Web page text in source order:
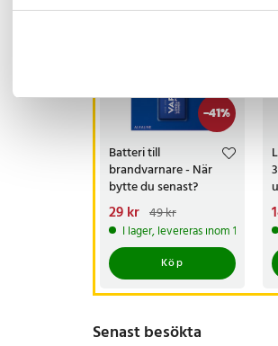
-41%
BÄSTSÄLJARE
Batteri till
brandvarnare - När
bytte du senast?
Nuvarande pris
29 krTidigare pris:49 kr
29 kr 49 kr
I lager, levereras inom 1-2
Köp
/
Senast besökta